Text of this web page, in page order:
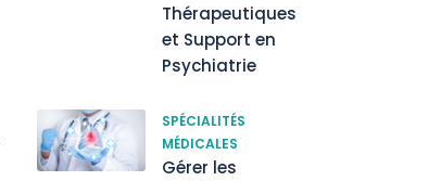
Thérapeutiques
et Support en
Psychiatrie
SPÉCIALITÉS
MÉDICALES
Gérer les